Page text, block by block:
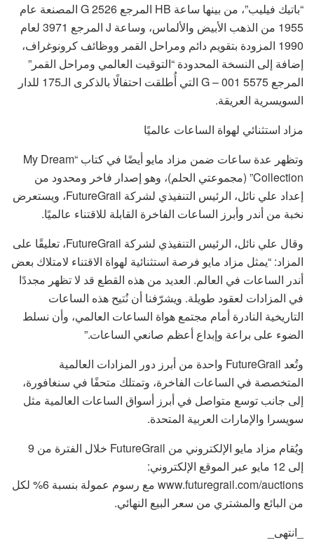
“باتيك فيليب”، من بينها ساعة HB المرجع 2526 G المصنعة عام
1955 من الذهب الأبيض والألماس، وساعة J المرجع 3971 لعام
1990 المزودة بتقويم دائم ومراحل القمر ووظائف كرونوغراف،
إضافة إلى النسخة المحدودة “التوقيت العالمي ومراحل القمر”
المرجع 5575 G – 001 التي أُطلقت احتفالًا بالذكرى الـ175 للدار
السويسرية العريقة.
مزاد استثنائي لهواة الساعات عالميًا
وتظهر عدة ساعات ضمن مزاد مايو أيضًا في كتاب “My Dream
Collection” (مجموعتي الحلم)، وهو إصدار فاخر ومحدود من
إعداد علي نائل، الرئيس التنفيذي لشركة FutureGrail، ويستعرض
نخبة من أندر وأبرز الساعات الفاخرة القابلة للاقتناء عالميًا.
وقال علي نائل، الرئيس التنفيذي لشركة FutureGrail، تعليقًا على
المزاد: “يمثل مزاد مايو فرصة استثنائية لهواة الاقتناء لامتلاك بعض
أندر الساعات في العالم. العديد من هذه القطع قد لا تظهر مجددًا
في المزادات لعقود طويلة. ويشرّفنا أن نُتيح هذه الساعات
التاريخية النادرة أمام مجتمع هواة الساعات العالمي، وأن نسلط
الضوء على براعة وإبداع أعظم صانعي الساعات.”
وتُعد FutureGrail واحدة من أبرز دور المزادات العالمية
المتخصصة في الساعات الفاخرة، وتمتلك متحفًا في سنغافورة،
إلى جانب توسع متواصل في أبرز أسواق الساعات العالمية مثل
سويسرا والإمارات العربية المتحدة.
ويُقام مزاد مايو الإلكتروني من FutureGrail خلال الفترة من 9
إلى 12 مايو عبر الموقع الإلكتروني:
www.futuregrail.com/auctions مع رسوم عمولة بنسبة 6% لكل
من البائع والمشتري من سعر البيع النهائي.
_انتهى_